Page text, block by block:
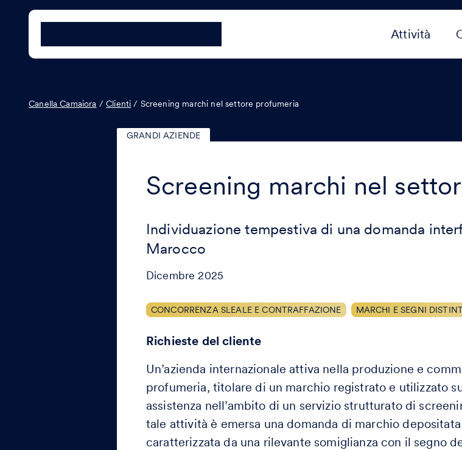
Attività
Canella Camaiora /Clienti / Screening marchi nel settore profumeria
GRANDI AZIENDE
Screening marchi nel
Individuazione tempestiva di una domanda
Marocco
Dicembre 2025
CONCORRENZA SLEALE E CONTRAFFAZIONE MARCHI E SEGNI
Richieste del cliente
Un’azienda internazionale attiva nella produzione e
profumeria, titolare di un marchio registrato e utilizzato
assistenza nell’ambito di un servizio strutturato di
tale attività è emersa una domanda di marchio
caratterizzata da una rilevante somiglianza con il segno